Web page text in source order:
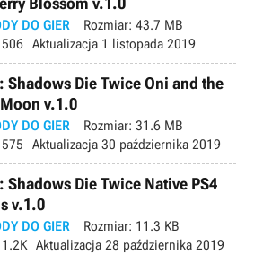
DO GIER Rozmiar: 43.7 MB
506 Aktualizacja 1 listopada 2019
Shadows Die Twice Oni and the
v.1.0
DO GIER Rozmiar: 31.6 MB
575 Aktualizacja 30 października 2019
Shadows Die Twice Native PS4
v.1.0
DO GIER Rozmiar: 11.3 KB
1.2K Aktualizacja 28 października 2019